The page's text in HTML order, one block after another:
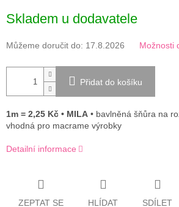
cena:
Skladem u dodavatele
Můžeme doručit do: 17.8.2026 Možnosti
Přidat do košíku
1m = 2,25 Kč • MILA • bavlněná šňůra na
vhodná pro macrame výrobky
Detailní informace
ZEPTAT SE HLÍDAT SDÍLET